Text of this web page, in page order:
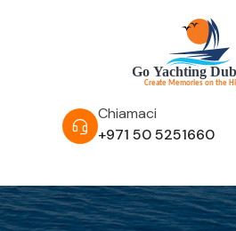
Chiamaci
+971 50 5251660